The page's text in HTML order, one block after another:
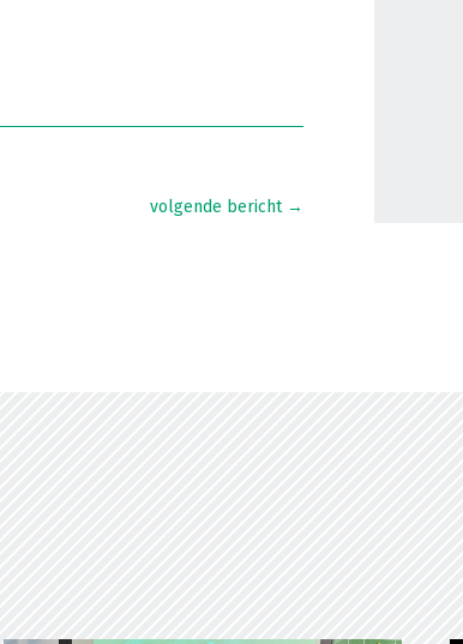
volgende bericht→